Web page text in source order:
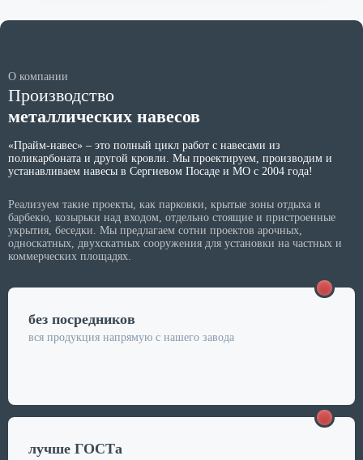
О компании
Производство
металлических навесов
«Прайм-навес» – это полный цикл работ с навесами из
поликарбоната и другой кровли. Мы проектируем, производим и
устанавливаем навесы в Сергиевом Посаде и МО с 2004 года!
Реализуем такие проекты, как парковки, крытые зоны отдыха и
барбекю, козырьки над входом, отдельно стоящие и пристроенные
укрытия, беседки. Мы предлагаем сотни проектов арочных,
односкатных, двухскатных сооружения для установки на частных и
коммерческих площадях.
без посредников
вся продукция напрямую c нашего завода
лучше ГОСТа